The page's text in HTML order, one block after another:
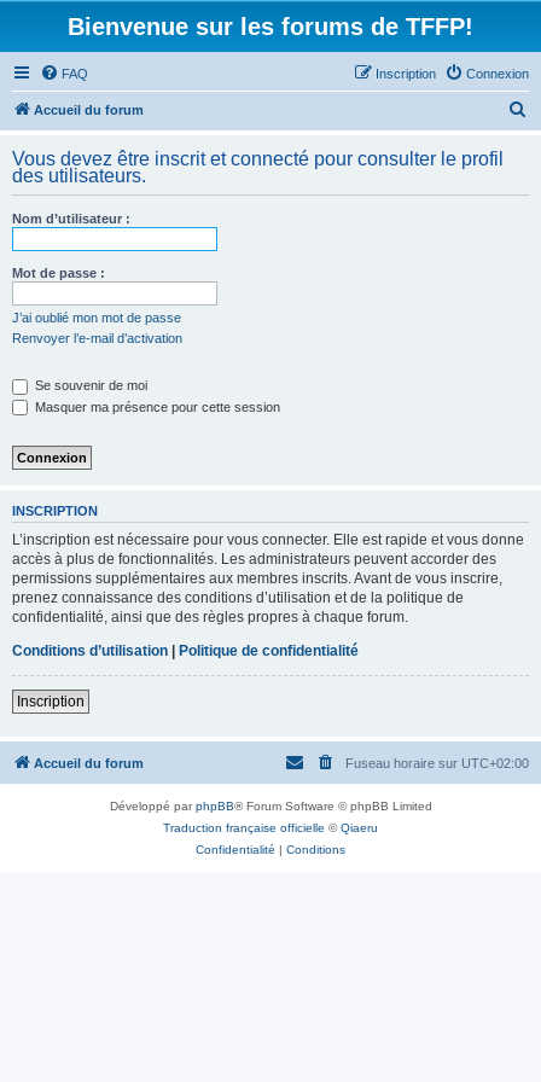
Bienvenue sur les forums de TFFP!
FAQ Connexion
Inscription
Accueil du forum
h
Vous devez être inscrit et connecté pour consulter le profil
des utilisateurs.
Nom d’utilisateur :
Mot de passe :
J’ai oublié mon mot de passe
Renvoyer l’e-mail d’activation
Se souvenir de moi
Masquer ma présence pour cette session
INSCRIPTION
L’inscription est nécessaire pour vous connecter. Elle est rapide et vous donne
accès à plus de fonctionnalités. Les administrateurs peuvent accorder des
permissions supplémentaires aux membres inscrits. Avant de vous inscrire,
prenez connaissance des conditions d’utilisation et de la politique de
confidentialité, ainsi que des règles propres à chaque forum.
Conditions d’utilisation | Politique de confidentialité
Inscription
Accueil du forum Fuseau horaire sur UTC+02:00
Développé parphpBB® Forum Software © phpBB Limited
Traduction française officielle ©Qiaeru
Confidentialité | Conditions